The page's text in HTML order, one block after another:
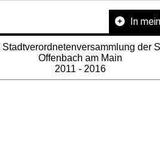
In
Stadtverordnetenversammlung der
Offenbach am Main
2011 - 2016